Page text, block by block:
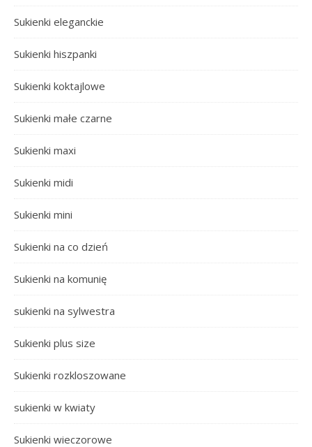
Sukienki eleganckie
Sukienki hiszpanki
Sukienki koktajlowe
Sukienki małe czarne
Sukienki maxi
Sukienki midi
Sukienki mini
Sukienki na co dzień
Sukienki na komunię
sukienki na sylwestra
Sukienki plus size
Sukienki rozkloszowane
sukienki w kwiaty
Sukienki wieczorowe